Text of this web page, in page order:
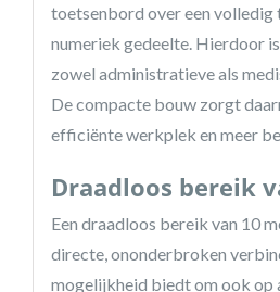
toetsenbord over een volledig
numeriek gedeelte. Hierdoor
zowel administratieve als
De compacte bouw zorgt
efficiënte werkplek en meer
Draadloos bereik
Een draadloos bereik van 10
directe, ononderbroken
mogelijkheid biedt om ook op